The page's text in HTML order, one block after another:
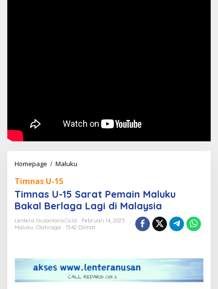
Homepage / Maluku
Sarat
Pemain
Maluku
Bakal
di
Malaysia
Timnas U-15
Timnas U-15 Sarat Pemain Maluku
Bakal Berlaga Lagi di Malaysia
Lentera Nusantara.Co.Id
Februari 14, 2025
Maluku Olahraga 1542 Dilihat